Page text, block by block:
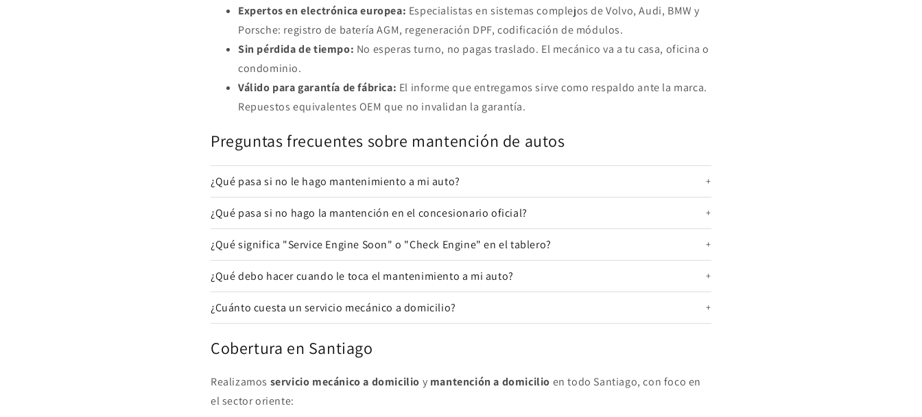
Expertos en electrónica europea: Especialistas en sistemas complejos de Volvo, Audi, BMW y
Porsche: registro de batería AGM, regeneración DPF, codificación de módulos.
Sin pérdida de tiempo: No esperas turno, no pagas traslado. El mecánico va a tu casa, oficina o
condominio.
Válido para garantía de fábrica: El informe que entregamos sirve como respaldo ante la marca.
Repuestos equivalentes OEM que no invalidan la garantía.
Preguntas frecuentes sobre mantención de autos
¿Qué pasa si no le hago mantenimiento a mi auto?
¿Qué pasa si no hago la mantención en el concesionario oficial?
¿Qué significa "Service Engine Soon" o "Check Engine" en el tablero?
¿Qué debo hacer cuando le toca el mantenimiento a mi auto?
¿Cuánto cuesta un servicio mecánico a domicilio?
Cobertura en Santiago
Realizamos servicio mecánico a domicilio y mantención a domicilio en todo Santiago, con foco en
el sector oriente: